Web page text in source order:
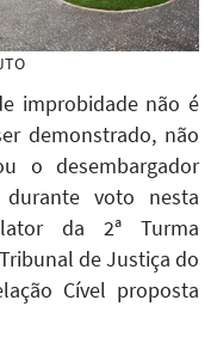
improbidade não é
demonstrado, não
o desembargador
voto nesta
da 2ª Turma
de Justiça do
Cível proposta